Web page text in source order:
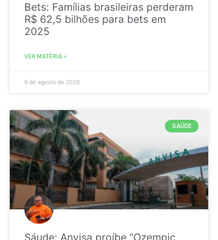
Bets: Famílias brasileiras perderam
R$ 62,5 bilhões para bets em
2025
VER MATÉRIA »
6 de agosto de 2026
SAÚDE
Sáude: Anvisa proíbe “Ozempic